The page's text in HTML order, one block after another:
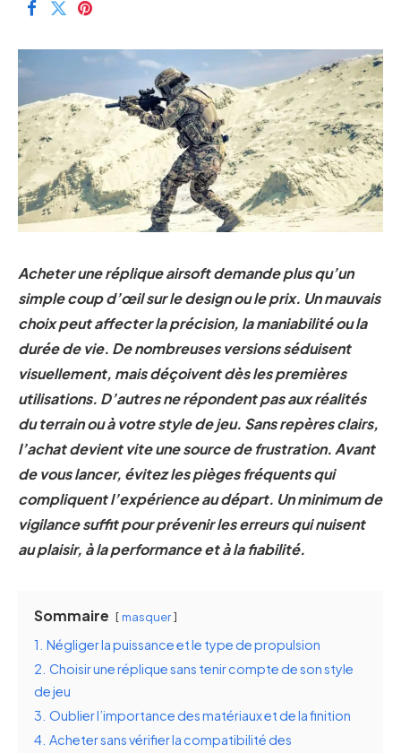
Acheter une réplique airsoft demande plus qu’un
simple coup d’œil sur le design ou le prix. Un mauvais
choix peut affecter la précision, la maniabilité ou la
durée de vie. De nombreuses versions séduisent
visuellement, mais déçoivent dès les premières
utilisations. D’autres ne répondent pas aux réalités
du terrain ou à votre style de jeu. Sans repères clairs,
l’achat devient vite une source de frustration. Avant
de vous lancer, évitez les pièges fréquents qui
compliquent l’expérience au départ. Un minimum de
vigilance suffit pour prévenir les erreurs qui nuisent
au plaisir, à la performance et à la fiabilité.
Sommaire masquer
1. Négliger la puissance et le type de propulsion
2. Choisir une réplique sans tenir compte de son style
de jeu
3. Oublier l’importance des matériaux et de la finition
4. Acheter sans vérifier la compatibilité des